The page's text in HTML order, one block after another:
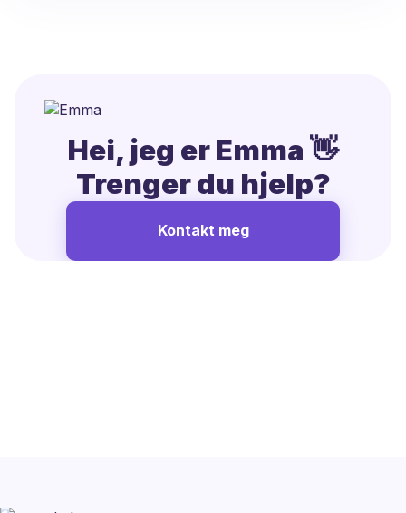
Hei, jeg er Emma 👋
Trenger du hjelp?
Kontakt meg